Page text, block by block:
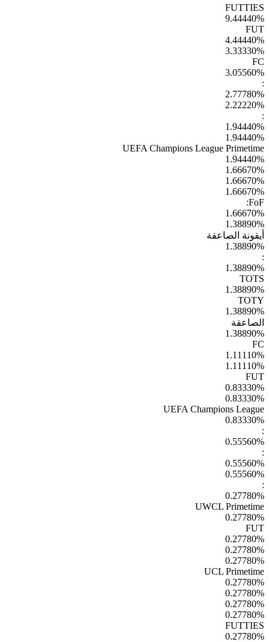
FUTTIES
9.44440%
FUT
4.44440%
3.33330%
FC
3.05560%
:
2.77780%
2.22220%
:
1.94440%
1.94440%
UEFA Champions League Primetime
1.94440%
1.66670%
1.66670%
1.66670%
FoF:
1.66670%
1.38890%
أيقونة الصاعقة
1.38890%
:
1.38890%
TOTS
1.38890%
TOTY
1.38890%
الصاعقة
1.38890%
FC
1.11110%
1.11110%
FUT
0.83330%
0.83330%
UEFA Champions League
0.83330%
:
0.55560%
:
0.55560%
0.55560%
:
0.27780%
UWCL Primetime
0.27780%
FUT
0.27780%
0.27780%
0.27780%
UCL Primetime
0.27780%
0.27780%
0.27780%
0.27780%
FUTTIES
0.27780%